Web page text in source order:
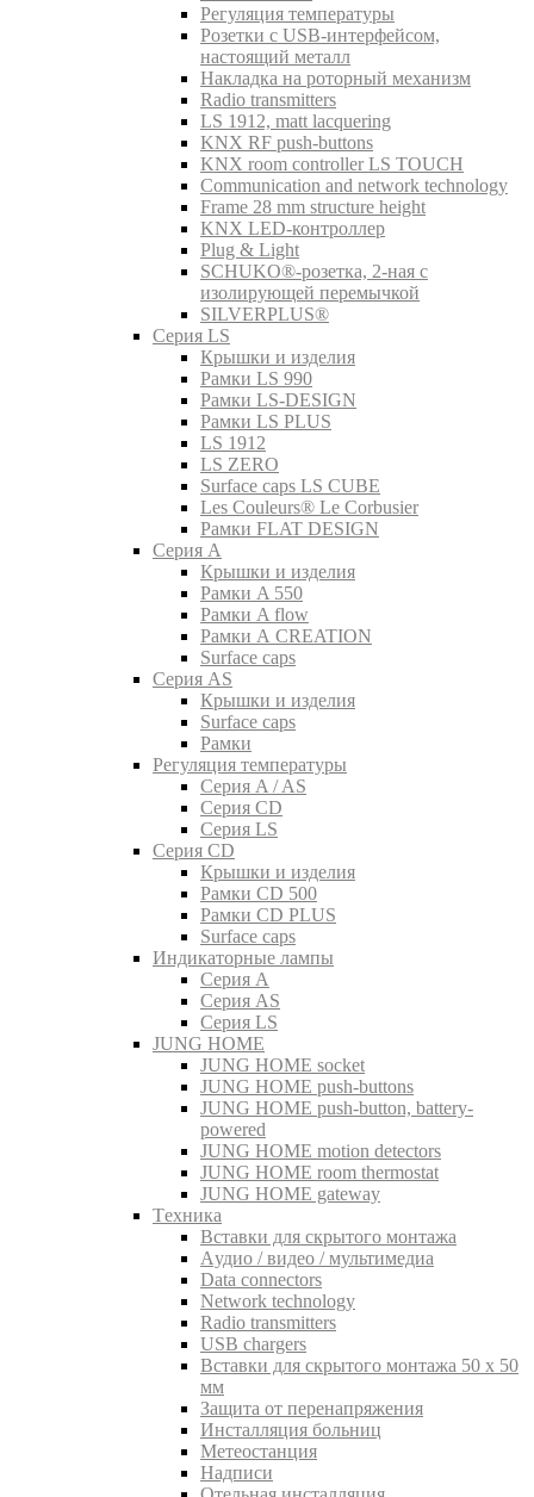
Регуляция температуры
Розетки с USB-интерфейсом,
настоящий металл
Накладка на роторный механизм
Radio transmitters
LS 1912, matt lacquering
KNX RF push-buttons
KNX room controller LS TOUCH
Communication and network technology
Frame 28 mm structure height
KNX LED-контроллер
Plug & Light
SCHUKO®-розетка, 2-ная с
изолирующей перемычкой
SILVERPLUS®
Серия LS
Крышки и изделия
Рамки LS 990
Рамки LS-DESIGN
Рамки LS PLUS
LS 1912
LS ZERO
Surface caps LS CUBE
Les Couleurs® Le Corbusier
Рамки FLAT DESIGN
Серия A
Крышки и изделия
Рамки A 550
Рамки A flow
Рамки A CREATION
Surface caps
Серия AS
Крышки и изделия
Surface caps
Рамки
Регуляция температуры
Серия A / AS
Серия CD
Серия LS
Серия CD
Крышки и изделия
Рамки CD 500
Рамки CD PLUS
Surface caps
Индикаторные лампы
Серия A
Серия AS
Серия LS
JUNG HOME
JUNG HOME socket
JUNG HOME push-buttons
JUNG HOME push-button, battery-
powered
JUNG HOME motion detectors
JUNG HOME room thermostat
JUNG HOME gateway
Tехника
Вставки для скрытого монтажа
Aудио / видео / мультимедиа
Data connectors
Network technology
Radio transmitters
USB chargers
Вставки для скрытого монтажа 50 x 50
мм
Защита от перенапряжения
Инсталляция больниц
Метеостанция
Надписи